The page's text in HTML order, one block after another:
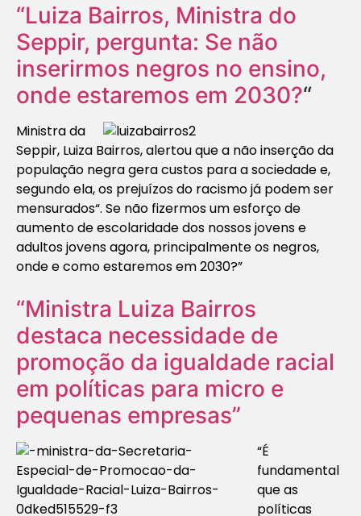
“Luiza Bairros, Ministra do
Seppir, pergunta: Se não
inserirmos negros no ensino,
onde estaremos em 2030?“
Ministra da
Seppir, Luiza Bairros, alertou que a não inserção da
população negra gera custos para a sociedade e,
segundo ela, os prejuízos do racismo já podem ser
mensurados“. Se não fizermos um esforço de
aumento de escolaridade dos nossos jovens e
adultos jovens agora, principalmente os negros,
onde e como estaremos em 2030?”
“Ministra Luiza Bairros
destaca necessidade de
promoção da igualdade racial
em políticas para micro e
pequenas empresas”
“É
fundamental
que as
políticas